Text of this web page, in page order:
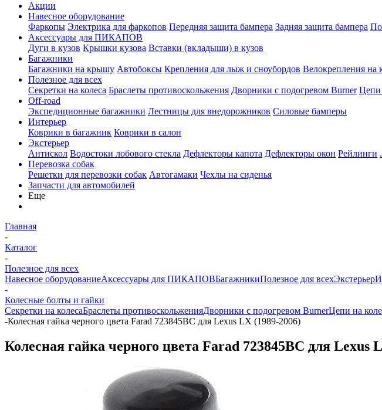
Акции
Навесное оборудование
Фаркопы Электрика для фаркопов Передняя защита бампера Задняя защита бампера
Аксессуары для ПИКАПОВ
Дуги в кузов Крышки кузова Вставки (вкладыши) в кузов
Багажники
Багажники на крышу Автобоксы Крепления для лыж и сноубордов Велокрепления на
Полезное для всех
Секретки на колеса Браслеты противоскольжения Дворники с подогревом Burner Цепи
Off-road
Экспедиционные багажники Лестницы для внедорожников Силовые бамперы
Интерьер
Коврики в багажник Коврики в салон
Экстерьер
Антискол Водостоки лобового стекла Дефлекторы капота Дефлекторы окон Рейлинги
Перевозка собак
Решетки для перевозки собак Автогамаки Чехлы на сиденья
Запчасти для автомобилей
Еще
Главная
-
Каталог
-
Полезное для всех
Навесное оборудованиеАксессуары для ПИКАПОВБагажникиПолезное для всехЭкстерьер
-
Колесные болты и гайки
Секретки на колесаБраслеты противоскольженияДворники с подогревом BurnerЦепи на
-Колесная гайка черного цвета Farad 723845BC для Lexus LX (1989-2006)
Колесная гайка черного цвета Farad 723845BC для Lexus